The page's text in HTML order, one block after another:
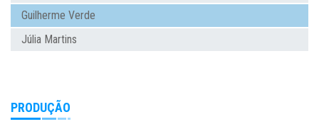
Guilherme Verde
Júlia Martins
PRODUÇÃO